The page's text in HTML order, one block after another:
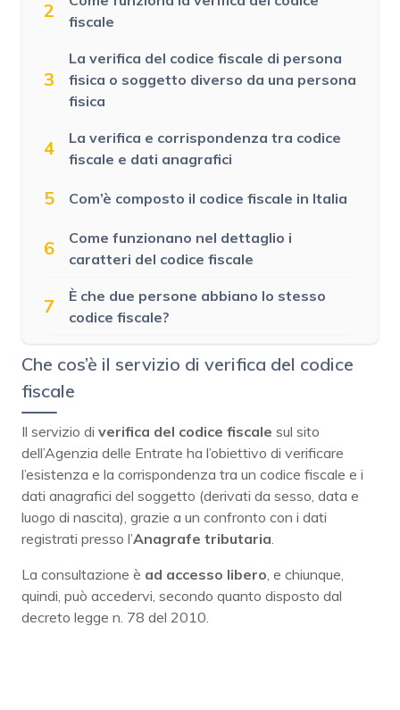
2
fiscale
3
La verifica del codice fiscale di persona
fisica o soggetto diverso da una persona
fisica
4
La verifica e corrispondenza tra codice
fiscale e dati anagrafici
5 Com’è composto il codice fiscale in Italia
6
Come funzionano nel dettaglio i
caratteri del codice fiscale
7
È che due persone abbiano lo stesso
codice fiscale?
Che cos’è il servizio di verifica del codice
fiscale
Il servizio di verifica del codice fiscale sul sito
dell’Agenzia delle Entrate ha l’obiettivo di verificare
l’esistenza e la corrispondenza tra un codice fiscale e i
dati anagrafici del soggetto (derivati da sesso, data e
luogo di nascita), grazie a un confronto con i dati
registrati presso l’Anagrafe tributaria
La consultazione è ad accesso libero , e chiunque,
quindi, può accedervi, secondo quanto disposto dal
decreto legge n. 78 del 2010.